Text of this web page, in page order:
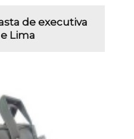
de executiva
Lima